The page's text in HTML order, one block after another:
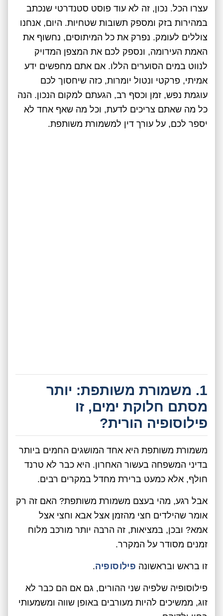
עצרו הכל. נכון, זה לא עוד פוסט סטנדרטי שנכתב
במהירות בזק ומספק תשובות שטחיות. היום, אנחנו
צוללים לעומק. נפרק את כל המיתוסים, נחשוף את
האמת העירומה, ונספק לכם את המצפן המדויק
לנווט במים הסוערים הללו. אם אתם מחפשים ידע
אמיתי, פרקטי ונטול יומרות, כזה שיחסוך לכם
עוגמת נפש, זמן וכסף רב, הגעתם למקום הנכון. הנה
כל מה שאתם צריכים לדעת, וכל מה שאף אחד לא
יספר לכם, על עורך דין למשמורת משותפת.
1. משמורת משותפת: יותר
מסתם חלוקת ימים, זו
פילוסופיה הורית?
משמורת משותפת היא אחד המושגים החמים ביותר
בדיני המשפחה בעשור האחרון. היא כבר לא טרנד
חולף, אלא כמעט ברירת מחדל במקרים רבים.
אבל רגע, מהי בעצם משמורת משותפת? האם זה רק
אומר שהילדים חצי מהזמן אצל אבא וחצי אצל
אמא? ובכן, במציאות, זה הרבה יותר מורכב מלוח
זמנים מסודר על המקרר.
זו בראש ובראשונה פילוסופיה.
פילוסופיה שלפיה שני ההורים, גם אם הם כבר לא
זוג, ממשיכים להיות מעורבים באופן שווה ומשמעותי